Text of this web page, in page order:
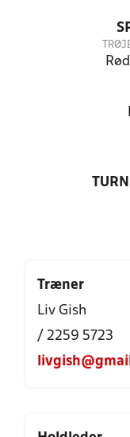
Rød
Træner
Liv Gish
/ 2259 5723